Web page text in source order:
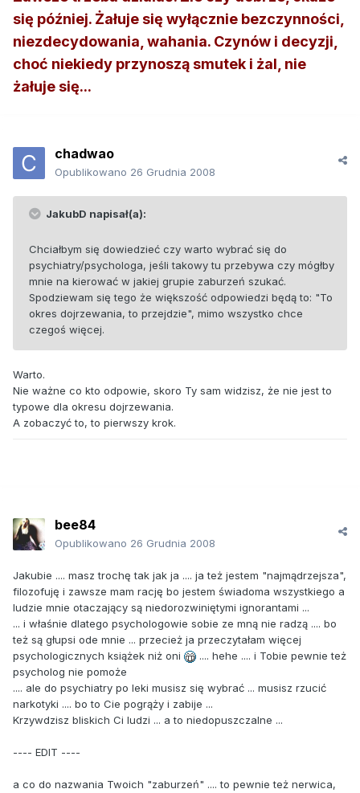
się później. Żałuje się wyłącznie bezczynności,
niezdecydowania, wahania. Czynów i decyzji,
choć niekiedy przynoszą smutek i żal, nie
żałuje się...
chadwao
Opublikowano 26 Grudnia 2008
JakubD napisał(a):
Chciałbym się dowiedzieć czy warto wybrać się do
psychiatry/psychologa, jeśli takowy tu przebywa czy mógłby
mnie na kierować w jakiej grupie zaburzeń szukać.
Spodziewam się tego że większość odpowiedzi będą to: "To
okres dojrzewania, to przejdzie", mimo wszystko chce
czegoś więcej.
Warto.
Nie ważne co kto odpowie, skoro Ty sam widzisz, że nie jest to
typowe dla okresu dojrzewania.
A zobaczyć to, to pierwszy krok.
bee84
Opublikowano 26 Grudnia 2008
Jakubie .... masz trochę tak jak ja .... ja też jestem "najmądrzejsza",
filozofuję i zawsze mam rację bo jestem świadoma wszystkiego a
ludzie mnie otaczający są niedorozwiniętymi ignorantami ...
... i właśnie dlatego psychologowie sobie ze mną nie radzą .... bo
też są głupsi ode mnie ... przecież ja przeczytałam więcej
psychologicznych książek niż oni
.... hehe .... i Tobie pewnie też
psycholog nie pomoże
.... ale do psychiatry po leki musisz się wybrać ... musisz rzucić
narkotyki .... bo to Cie pogrąży i zabije ...
Krzywdzisz bliskich Ci ludzi ... a to niedopuszczalne ...
---- EDIT ----
a co do nazwania Twoich "zaburzeń" .... to pewnie też nerwica,